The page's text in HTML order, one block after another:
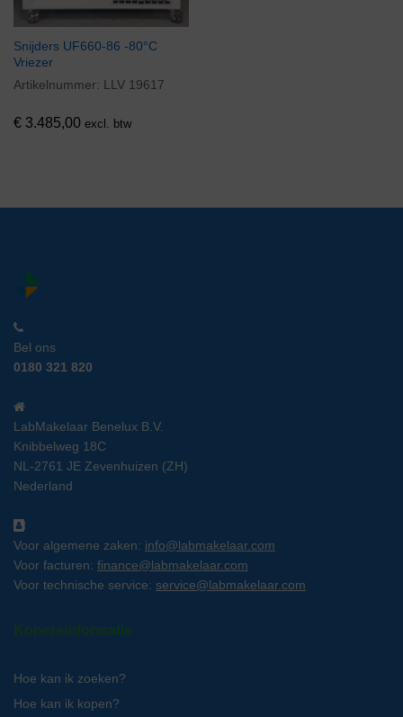
Snijders UF660-86 -80°C
Vriezer
Artikelnummer: LLV 19617
€ 3.485,00 excl. btw
Bel ons
0180 321 820
LabMakelaar Benelux B.V.
Knibbelweg 18C
NL-2761 JE Zevenhuizen (ZH)
Nederland
Voor algemene zaken: info@labmakelaar.com
Voor facturen: finance@labmakelaar.com
Voor technische service: service@labmakelaar.com
Kopersinformatie
Hoe kan ik zoeken?
Hoe kan ik kopen?